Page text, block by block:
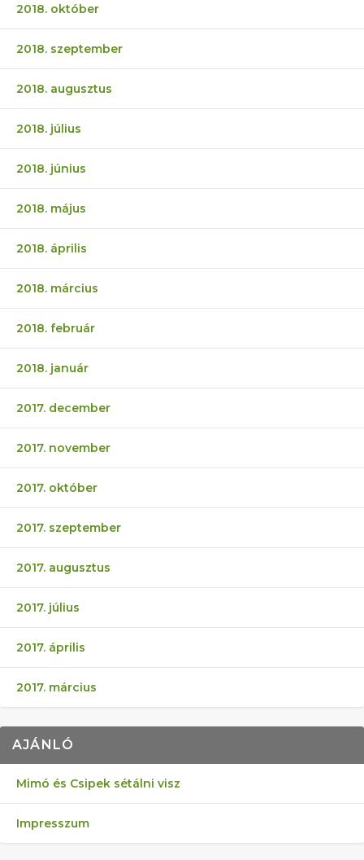
2018. október
2018. szeptember
2018. augusztus
2018. július
2018. június
2018. május
2018. április
2018. március
2018. február
2018. január
2017. december
2017. november
2017. október
2017. szeptember
2017. augusztus
2017. július
2017. április
2017. március
AJÁNLÓ
Mimó és Csipek sétálni visz
Impresszum